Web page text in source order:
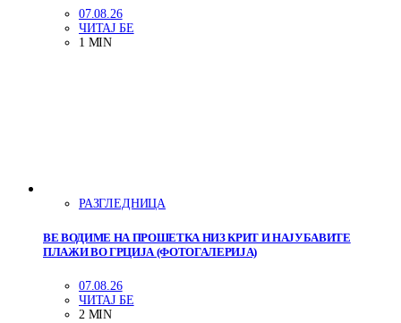
07.08.26
ЧИТАЈ БЕ
1 MIN
РАЗГЛЕДНИЦА
ВЕ ВОДИМЕ НА ПРОШЕТКА НИЗ КРИТ И НАЈУБАВИТЕ
ПЛАЖИ ВО ГРЦИЈА (ФОТОГАЛЕРИЈА)
07.08.26
ЧИТАЈ БЕ
2 MIN